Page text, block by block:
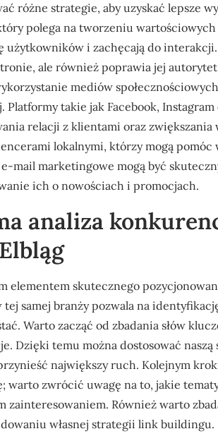
różne strategie, aby uzyskać lepsze
polega na tworzeniu wartościowych
użytkowników i zachęcają do
ale również poprawia jej
mediów
Platformy takie jak Facebook,
relacji z klientami oraz
lokalnymi, którzy mogą
mail marketingowe mogą być
ich o nowościach i promocjach.
analiza
elementem skutecznego
tej samej branży pozwala na
Warto zacząć od zbadania słów
Dzięki temu można dostosować
największy ruch. Kolejnym
zwrócić uwagę na to, jakie
zainteresowaniem. Również warto
własnej strategii link buildingu.